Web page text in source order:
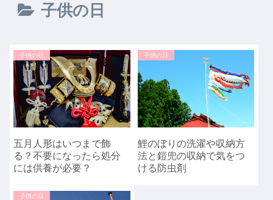
子供の日
子供の日
五月人形はいつまで飾
る？不要になったら処分
には供養が必要？
子供の日
鯉のぼりの洗濯や収納方
法と鎧兜の収納で気をつ
ける防虫剤
子供の日